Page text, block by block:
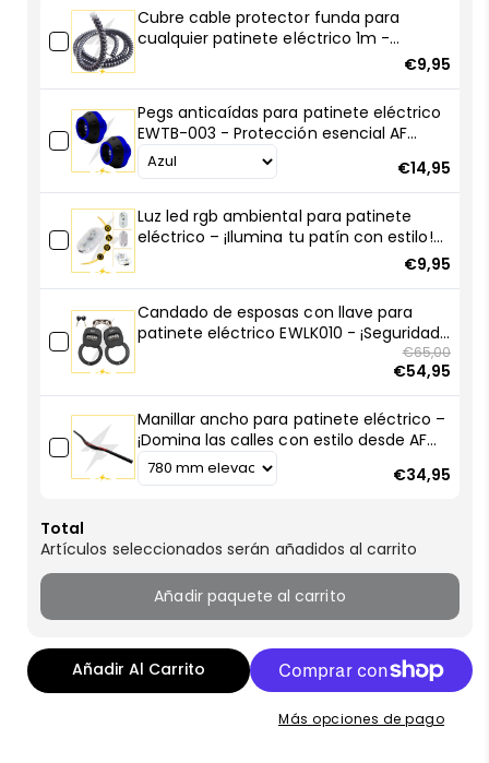
EVO
-
¡Devuelve
el
control
total
patinete
eléctrico
con
AF
EVO
-
el
control
total
tu
patinete
eléctrico
Cubre cable protector funda para
cualquier patinete eléctrico 1m -
€9,95
Pegs anticaídas para patinete eléctrico
EWTB-003 - Protección esencial AF
SCOOTERS
€14,95
Luz led rgb ambiental para patinete
eléctrico – ¡Ilumina tu patín con estilo!
€9,95
Candado de esposas con llave para
patinete eléctrico EWLK010 - ¡Seguridad
€65,00
€54,95
Manillar ancho para patinete eléctrico –
¡Domina las calles con estilo desde AF
SCOOTERS!
€34,95
Total
Artículos seleccionados serán añadidos al carrito
Añadir paquete al carrito
Añadir Al Carrito
Más opciones de pago